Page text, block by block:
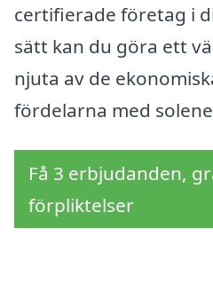
certifierade företag i
sätt kan du göra ett
njuta av de
fördelarna med
Få 3 erbjudanden,
förpliktelser